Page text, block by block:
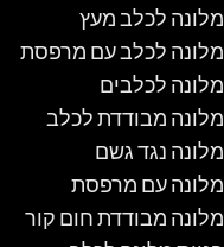
מלונה לכלב מעץ
מלונה לכלב עם מרפסת
מלונה לכלבים
מלונה מבודדת לכלב
מלונה נגד גשם
מלונה עם מרפסת
מלונה מבודדת חום קור